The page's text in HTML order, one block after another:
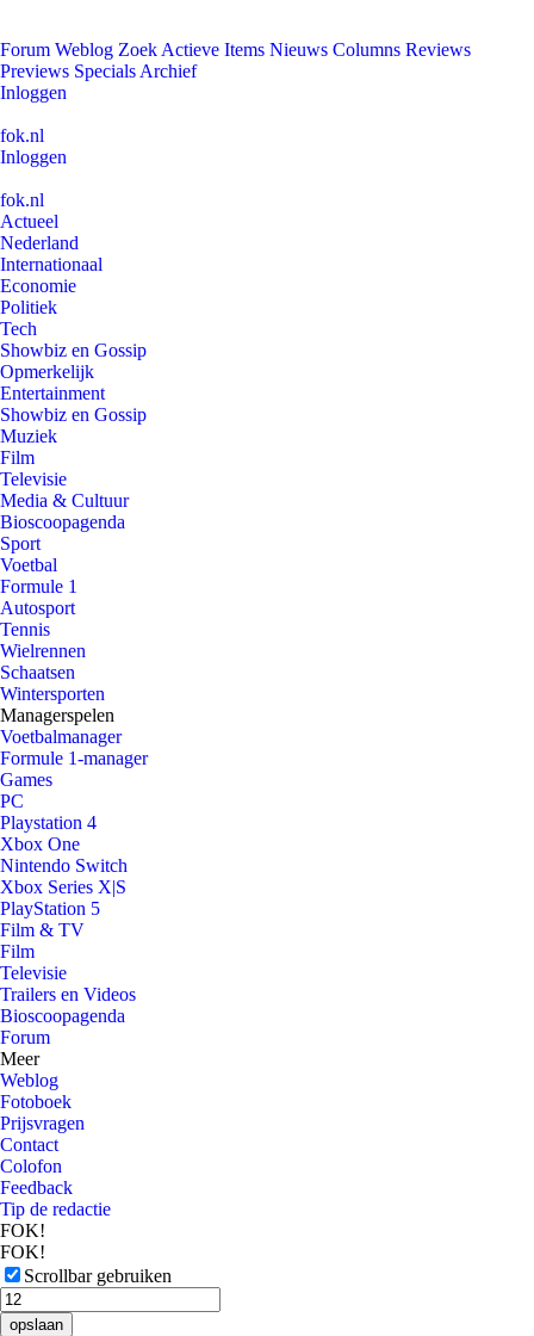
Forum Weblog Zoek Actieve Items Nieuws Columns Reviews
Previews Specials Archief
Inloggen
fok.nl
Inloggen
fok.nl
Actueel
Nederland
Internationaal
Economie
Politiek
Tech
Showbiz en Gossip
Opmerkelijk
Entertainment
Showbiz en Gossip
Muziek
Film
Televisie
Media & Cultuur
Bioscoopagenda
Sport
Voetbal
Formule 1
Autosport
Tennis
Wielrennen
Schaatsen
Wintersporten
Managerspelen
Voetbalmanager
Formule 1-manager
Games
PC
Playstation 4
Xbox One
Nintendo Switch
Xbox Series X|S
PlayStation 5
Film & TV
Film
Televisie
Trailers en Videos
Bioscoopagenda
Forum
Meer
Weblog
Fotoboek
Prijsvragen
Contact
Colofon
Feedback
Tip de redactie
FOK!
FOK!
Scrollbar gebruiken
opslaan